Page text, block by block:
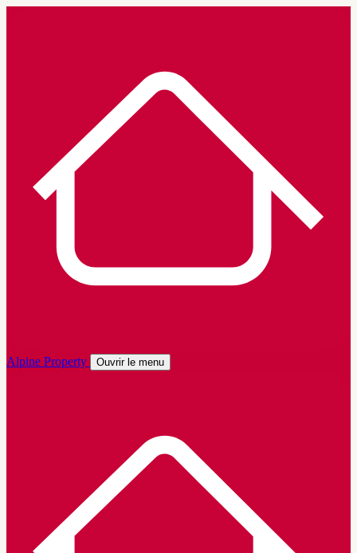
Alpine Property Ouvrir le menu